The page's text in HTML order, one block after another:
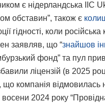
є нідерландська IIC
обставин”, також є
гідності, коли
заявляв, що “знайшов
фонд” та пул
ліцензій (в 2025
що компанія
восени 2024 року